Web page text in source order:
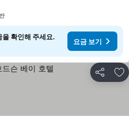
확인해 주세요.
요금 보기
공유 즐